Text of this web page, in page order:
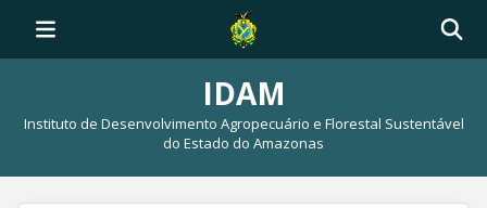
IDAM
Instituto de Desenvolvimento Agropecuário e Florestal Sustentável
do Estado do Amazonas